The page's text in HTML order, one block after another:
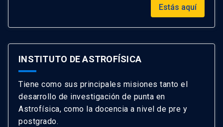
Estás aquí
INSTITUTO DE ASTROFÍSICA
Tiene como sus principales misiones tanto el
desarrollo de investigación de punta en
Astrofísica, como la docencia a nivel de pre y
postgrado.